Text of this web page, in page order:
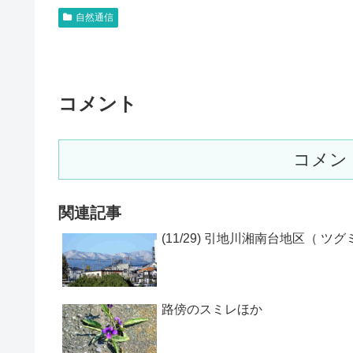
自然通信
コメント
コメン
関連記事
(11/29) 引地川湘南台地区（ ツグ
路傍のスミレほか